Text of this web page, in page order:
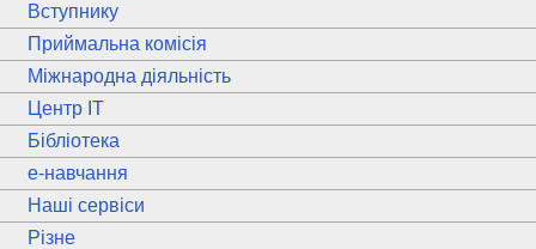
Вступнику
Приймальна комісія
Міжнародна діяльність
Центр ІТ
Бібліотека
e-навчання
Наші сервіси
Різне